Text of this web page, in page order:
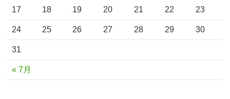
« 7月
17 18 19 20 21 22 23
24 25 26 27 28 29 30
31